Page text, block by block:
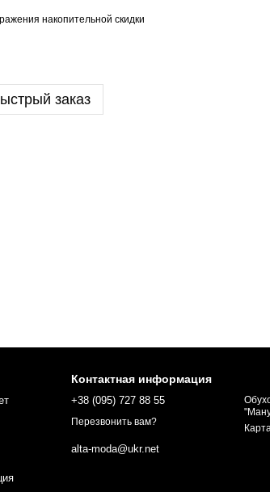
накопительной скидки
заказ
Контактная информация
+38 (095) 727 88 55
Перезвонить вам?
alta-moda@ukr.net